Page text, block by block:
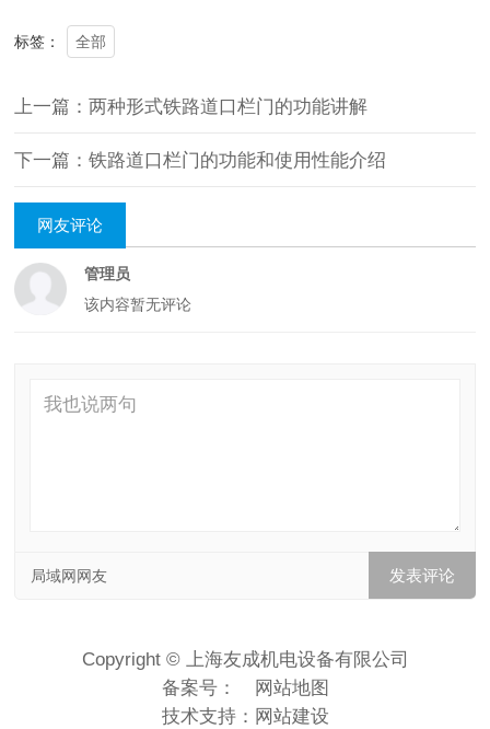
标签： 全部
上一篇：两种形式铁路道口栏门的功能讲解
下一篇：铁路道口栏门的功能和使用性能介绍
网友评论
管理员
该内容暂无评论
局域网网友
Copyright © 上海友成机电设备有限公司
备案号：
网站地图
技术支持： 网站建设